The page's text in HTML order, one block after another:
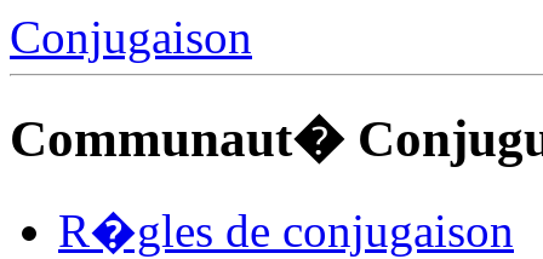
Conjugaison
Communaut�
R�gles de conjugaison